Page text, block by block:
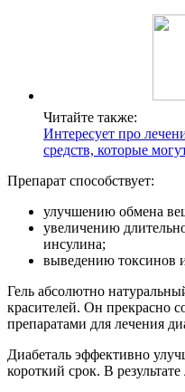
Читайте также:
Интересует про
средств, которые
Препарат способствует:
улучшению обмена
увеличению
инсулина;
выведению токсинов
Гель абсолютно
красителей. Он прекрасно
препаратами для лечения
Диабеталь эффективно
короткий срок. В